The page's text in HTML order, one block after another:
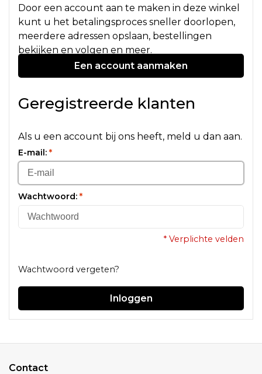
Door een account aan te maken in deze winkel
kunt u het betalingsproces sneller doorlopen,
meerdere adressen opslaan, bestellingen
bekijken en volgen en meer.
Een account aanmaken
Geregistreerde klanten
Als u een account bij ons heeft, meld u dan aan.
E-mail: *
Wachtwoord: *
* Verplichte velden
Wachtwoord vergeten?
Inloggen
Contact